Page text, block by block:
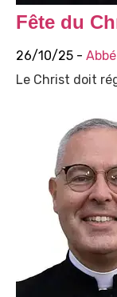
Fête du
26/10/25 -
Le Christ doit